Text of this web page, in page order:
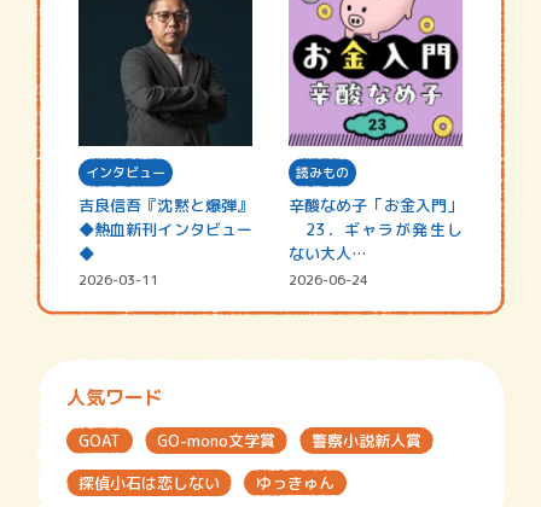
インタビュー
吉良信吾『沈黙と爆弾』
◆熱血新刊インタビュー
◆
2026-03-11
読みもの
辛酸なめ子「お金入門」
23．ギャラが発生し
ない大人…
2026-06-24
人気ワード
GOAT GO-mono文学賞
警察小説新人賞
探偵小石は恋しない
ゆっきゅん